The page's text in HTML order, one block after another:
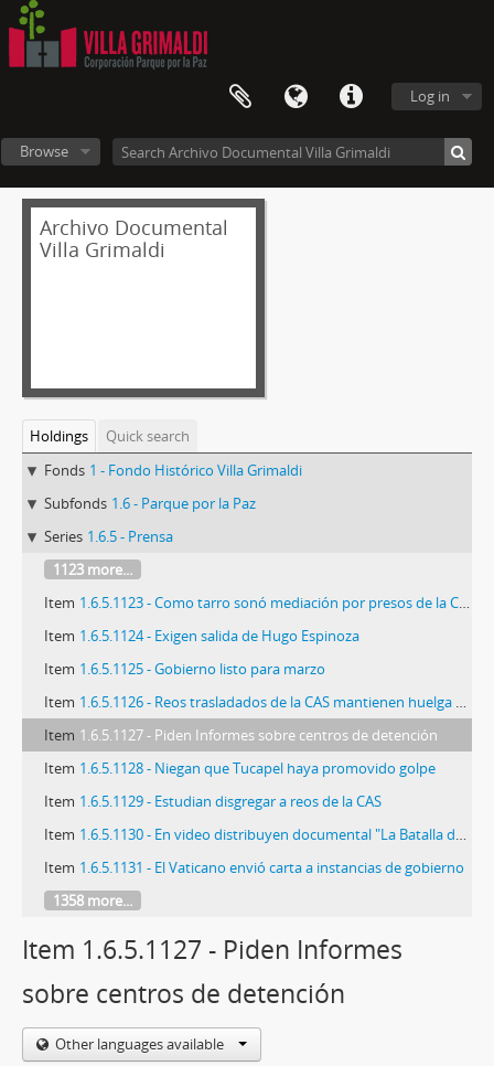
Log in
Browse
Archivo Documental
Villa Grimaldi
Holdings
Quick search
Fonds 1 - Fondo Histórico Villa Grimaldi
Subfonds 1.6 - Parque por la Paz
Series 1.6.5 - Prensa
1123 more...
Item 1.6.5.1123 - Como tarro sonó mediación por presos de la CAS: Sigue huelga
Item 1.6.5.1124 - Exigen salida de Hugo Espinoza
Item 1.6.5.1125 - Gobierno listo para marzo
Item 1.6.5.1126 - Reos trasladados de la CAS mantienen huelga de hambre
Item 1.6.5.1127 - Piden Informes sobre centros de detención
Item 1.6.5.1128 - Niegan que Tucapel haya promovido golpe
Item 1.6.5.1129 - Estudian disgregar a reos de la CAS
Item 1.6.5.1130 - En video distribuyen documental "La Batalla de Chile"
Item 1.6.5.1131 - El Vaticano envió carta a instancias de gobierno
1358 more...
Item 1.6.5.1127 - Piden Informes
sobre centros de detención
Other languages available